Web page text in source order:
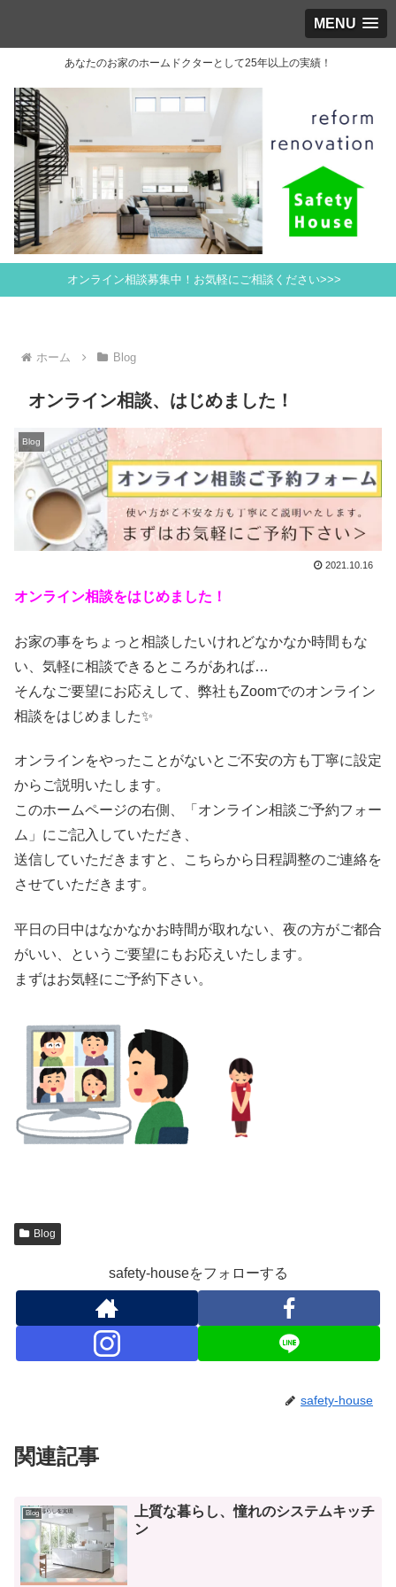
MENU
あなたのお家のホームドクターとして25年以上の実績！
オンライン相談募集中！お気軽にご相談ください>>>
ホーム Blog
オンライン相談、はじめました！
Blog
2021.10.16
オンライン相談をはじめました！
お家の事をちょっと相談したいけれどなかなか時間もな
い、気軽に相談できるところがあれば…
そんなご要望にお応えして、弊社もZoomでのオンライン
相談をはじめました✨
オンラインをやったことがないとご不安の方も丁寧に設定
からご説明いたします。
このホームページの右側、「オンライン相談ご予約フォー
ム」にご記入していただき、
送信していただきますと、こちらから日程調整のご連絡を
させていただきます。
平日の日中はなかなかお時間が取れない、夜の方がご都合
がいい、というご要望にもお応えいたします。
まずはお気軽にご予約下さい。
Blog
safety-houseをフォローする
safety-house
関連記事
Blog
上質な暮らし、憧れのシステムキッチ
ン